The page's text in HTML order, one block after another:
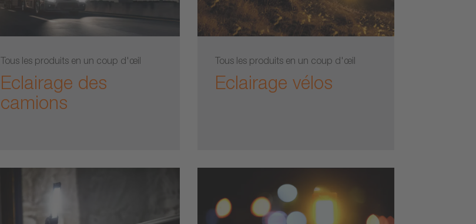
Tous les produits en un coup d'œil
Eclairage des
camions
Tous les produits en un coup d'œil
Eclairage vélos